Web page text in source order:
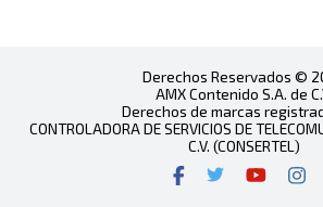
Derechos Reservados ©
AMX Contenido S.A. de
Derechos de marcas
CONTROLADORA DE SERVICIOS DE
C.V. (CONSERTEL)